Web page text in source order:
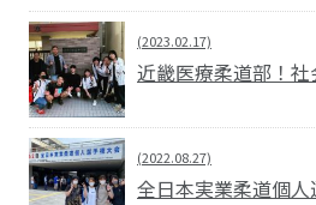
(2023.02.17)
近畿医療柔道部！社
(2022.08.27)
全日本実業柔道個